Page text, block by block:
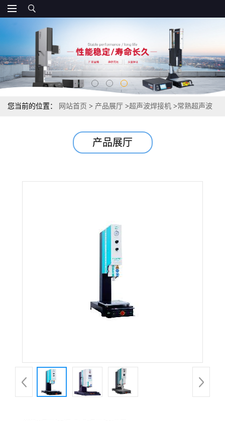
您当前的位置： 网站首页 > 产品展厅 >超声波焊接机 >常熟超声波
产品展厅